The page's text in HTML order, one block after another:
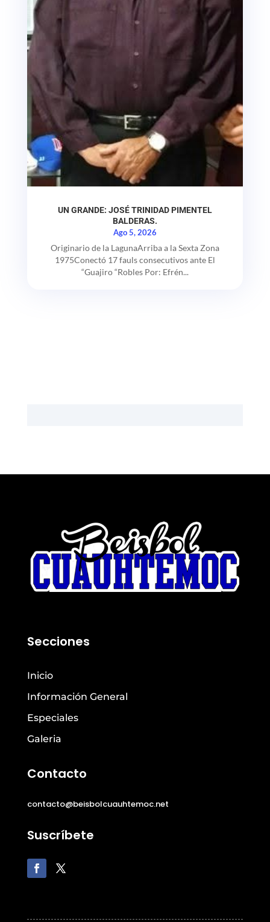
UN GRANDE: JOSÉ TRINIDAD PIMENTEL
BALDERAS.
Ago 5, 2026
Originario de la LagunaArriba a la Sexta Zona
1975Conectó 17 fauls consecutivos ante El
“Guajiro “Robles Por: Efrén...
Secciones
Inicio
Información General
Especiales
Galeria
Contacto
contacto@beisbolcuauhtemoc.net
Suscríbete